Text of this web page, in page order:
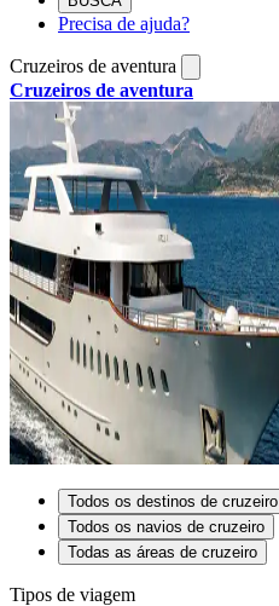
Precisa de ajuda?
Cruzeiros de aventura
Cruzeiros de aventura
Todos os destinos de cruzeiro
Todos os navios de cruzeiro
Todas as áreas de cruzeiro
Tipos de viagem